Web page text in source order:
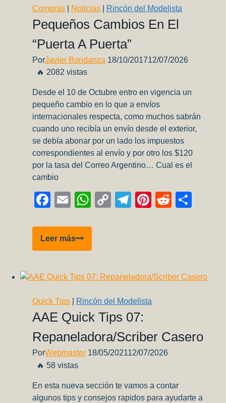
ganar!
Compras Noticias Rincón del Modelista
Pequeños Cambios En El
“Puerta A Puerta”
PorJavier Bondanza 18/10/201712/07/2026
🔥 2082 vistas
Desde el 10 de Octubre entro en vigencia un
pequeño cambio en lo que a envíos
internacionales respecta, como muchos sabrán
cuando uno recibía un envío desde el exterior,
se debía abonar por un lado los impuestos
correspondientes al envío y por otro los $120
por la tasa del Correo Argentino… Cual es el
cambio
Facebook
EmailWhatsApp
CopyTelegram
Pinterest
Reddit
Leer másPequeños
cambios
el
a
Puerta”
Quick Tips Rincón del Modelista
AAE Quick Tips 07:
Repaneladora/Scriber Casero
PorWebmaster 18/05/202112/07/2026
🔥 58 vistas
En esta nueva sección te vamos a contar
algunos tips y consejos rapidos para ayudarte a